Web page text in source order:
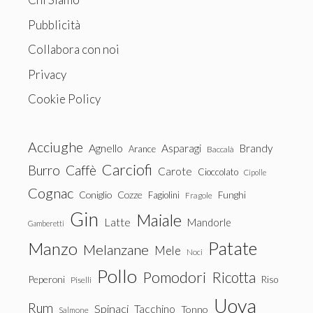
Pubblicità
Collabora con noi
Privacy
Cookie Policy
Acciughe Agnello Arance Asparagi Baccalà Brandy
Burro Caffè Carciofi Carote Cioccolato Cipolle
Cognac Coniglio Cozze Fagiolini Fragole Funghi
Gamberetti Gin Latte Maiale Mandorle
Manzo Melanzane Mele Noci Patate
Peperoni Piselli Pollo Pomodori Ricotta Riso
Rum Salmone Spinaci Tacchino Tonno Uova